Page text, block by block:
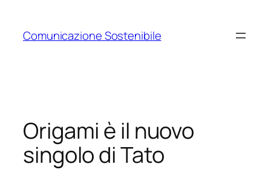
contenuto
Comunicazione Sostenibile
Origami è il nuovo
singolo di Tato